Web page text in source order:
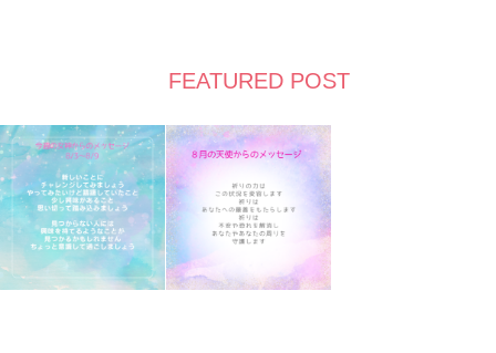
FEATURED POST